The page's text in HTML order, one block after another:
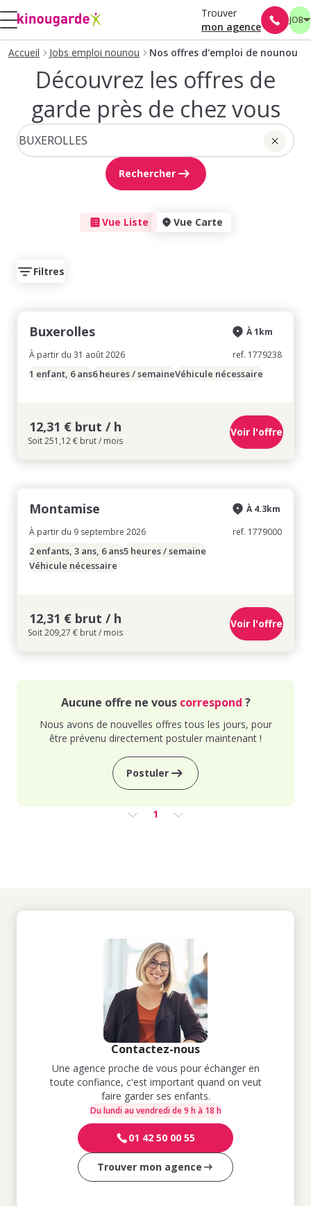
Trouver
mon agence
JOB
Accueil Jobs emploi nounou Nos offres d'emploi de nounou
Découvrez les offres de
garde près de chez vous
Rechercher
Vue Liste Vue Carte
Filtres
Buxerolles
À partir du 31 août 2026
À 1km
ref. 1779238
1 enfant, 6 ans6 heures / semaineVéhicule nécessaire
12,31 € brut / h
Soit 251,12 € brut / mois
Voir l'offre
Montamise
À partir du 9 septembre 2026
À 4.3km
ref. 1779000
2 enfants, 3 ans, 6 ans5 heures / semaine
Véhicule nécessaire
12,31 € brut / h
Soit 209,27 € brut / mois
Voir l'offre
Aucune offre ne vous correspond ?
Nous avons de nouvelles offres tous les jours, pour
être prévenu directement postuler maintenant !
Postuler
1
Contactez-nous
Une agence proche de vous pour échanger en
toute confiance, c'est important quand on veut
faire garder ses enfants.
Du lundi au vendredi de 9 h à 18 h
01 42 50 00 55
Trouver mon agence